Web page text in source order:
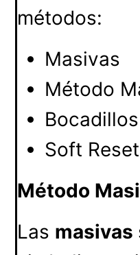
métodos:
Masivas
Método
Soft Reset
Método
Las masivas